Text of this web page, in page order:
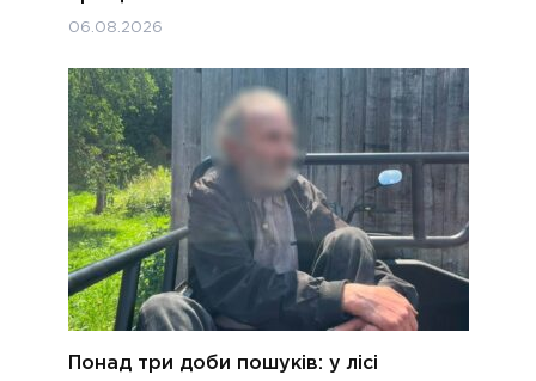
06.08.2026
Понад три доби пошуків: у лісі